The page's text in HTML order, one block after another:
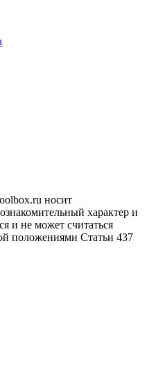
носит
характер и
и не может считаться
положениями Статьи 437